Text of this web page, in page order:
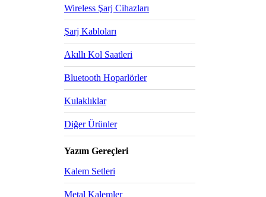
Wireless Şarj Cihazları
Şarj Kabloları
Akıllı Kol Saatleri
Bluetooth Hoparlörler
Kulaklıklar
Diğer Ürünler
Yazım Gereçleri
Kalem Setleri
Metal Kalemler